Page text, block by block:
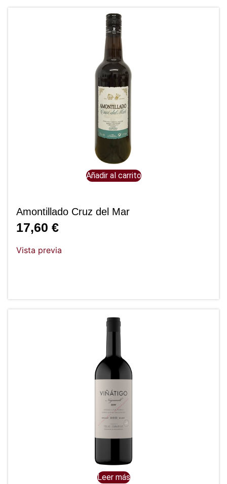
Añadir al carrito
Amontillado Cruz del Mar
17,60 €
Vista previa
Leer más